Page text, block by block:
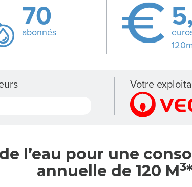
70
abonnés
Votre
l’eau pour une
annuelle de 120 M3